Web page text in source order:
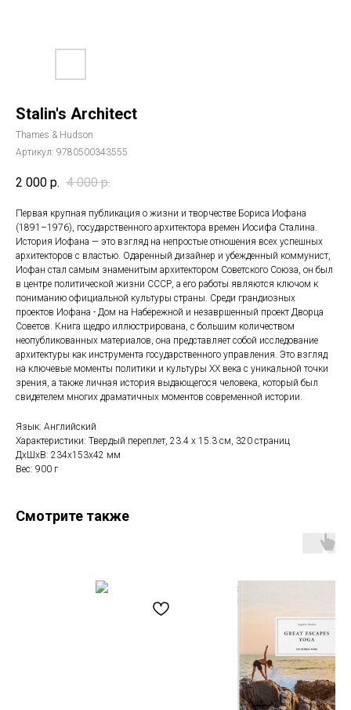
Stalin's Architect
Thames & Hudson
Артикул: 9780500343555
2 000 р. 4 000 р.
Первая крупная публикация о жизни и творчестве Бориса Иофана
(1891–1976), государственного архитектора времен Иосифа Сталина.
История Иофана — это взгляд на непростые отношения всех успешных
архитекторов с властью. Одаренный дизайнер и убежденный коммунист,
Иофан стал самым знаменитым архитектором Советского Союза, он был
в центре политической жизни СССР, а его работы являются ключом к
пониманию официальной культуры страны. Среди грандиозных
проектов Иофана - Дом на Набережной и незавршенный проект Дворца
Советов. Книга щедро иллюстрирована, с большим количеством
неопубликованных материалов, она представляет собой исследование
архитектуры как инструмента государственного управления. Это взгляд
на ключевые моменты политики и культуры XX века с уникальной точки
зрения, а также личная история выдающегося человека, который был
свидетелем многих драматичных моментов современной истории.
Язык: Английский
Характеристики: Твердый переплет, 23.4 х 15.3 см, 320 страниц
ДxШxВ: 234x153x42 мм
Вес: 900 г
Смотрите также